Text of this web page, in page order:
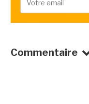
Commentaire